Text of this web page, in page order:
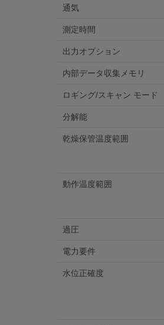
通気
測定時間
出力オプション
内部データ収集メモリ
ロギング/スキャン モード
分解能
乾燥保管温度範囲
動作温度範囲
過圧
電力要件
水位正確度